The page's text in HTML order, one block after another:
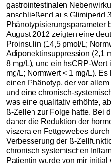
gastrointestinalen
anschließend aus Glimiperid
Phänotypisierungsparameter
August 2012 zeigten eine
Proinsulin (14,5 pmol/L;
Adiponektinsuppression (2,1
8 mg/L), und ein hsCRP-
mg/L; Normwert < 1 mg/L).
einen Phänotyp, der vor
und eine chronisch-
was eine qualitativ erhöhte,
ß-Zellen zur Folge hatte. Bei
daher die Reduktion der
viszeralen Fettgewebes
Verbesserung der ß-
chronisch systemischen
Patientin wurde von mir initial